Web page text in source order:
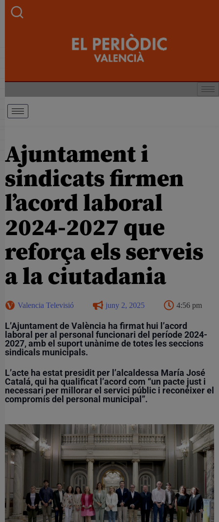
Ajuntament i
sindicats firmen
l’acord laboral
2024-2027 que
reforça els serveis
a la ciutadania
Valencia Televisió juny 2, 2025 4:56 pm
L’Ajuntament de València ha firmat hui l’acord
laboral per al personal funcionari del període 2024-
2027, amb el suport unànime de totes les seccions
sindicals municipals.
L’acte ha estat presidit per l’alcaldessa María José
Catalá, qui ha qualificat l’acord com “un pacte just i
necessari per millorar el servici públic i reconéixer el
compromís del personal municipal”.